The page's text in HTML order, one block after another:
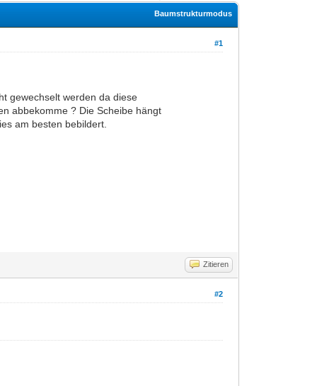
Baumstrukturmodus
#1
gewechselt werden da diese
abbekomme ? Die Scheibe hängt
am besten bebildert.
Zitieren
#2